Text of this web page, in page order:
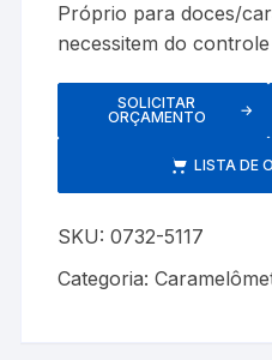
Próprio para doces/
necessitem do
SOLICITAR
ORÇAMENTO
→
LISTA DE
SKU:0732-5117
Categoria: